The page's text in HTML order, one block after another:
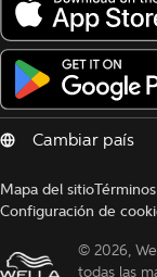
Mapa del sitio
Configuración de
© 2026,
todas las